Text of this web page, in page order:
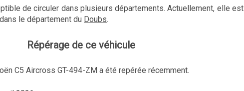
de circuler dans plusieurs départements. Actuellement, elle est
le département du Doubs.
Répérage de ce véhicule
C5 Aircross GT-494-ZM a été repérée récemment.